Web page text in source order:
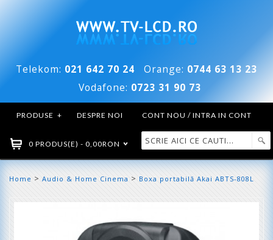
Telekom: 021 642 70 24 Orange: 0744 63 13 23
Vodafone: 0723 31 90 73
PRODUSE + DESPRE NOI CONT NOU / INTRA IN CONT
0 PRODUS(E) - 0,00RON
Home > Audio & Home Cinema > Boxa portabilă Akai ABTS-808L